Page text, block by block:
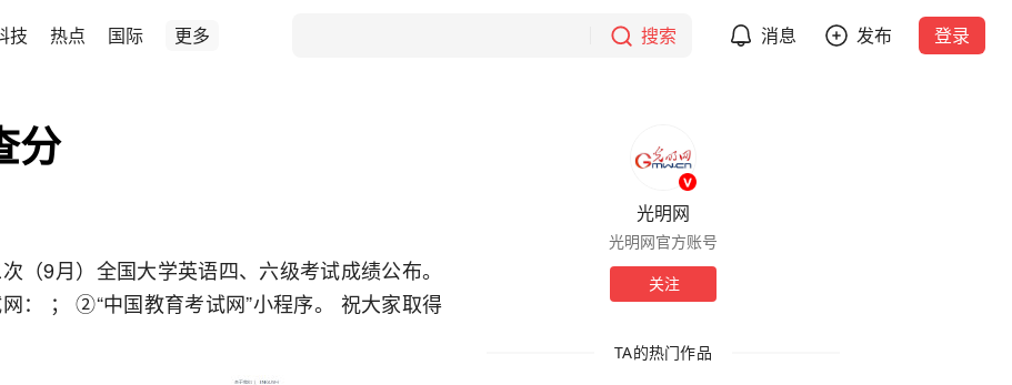
技 热点 国际 更多 搜索 消息 发布 登录
分
（9月）全国大学英语四、六级考试成绩公布。
： ； ②“中国教育考试网”小程序。 祝大家取得
光明网
光明网官方账号
关注
TA的热门作品